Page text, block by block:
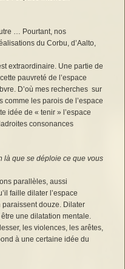
… Pourtant, nos
du Corbu, d’Aalto,
extraordinaire. Une partie de
pauvreté de l’espace
D’où mes recherches sur
comme les parois de l’espace
idée de « tenir » l’espace
consonances
là que se déploie ce que vous
parallèles, aussi
faille dilater l’espace
paraissent douze. Dilater
une dilatation mentale.
les violences, les arêtes,
à une certaine idée du